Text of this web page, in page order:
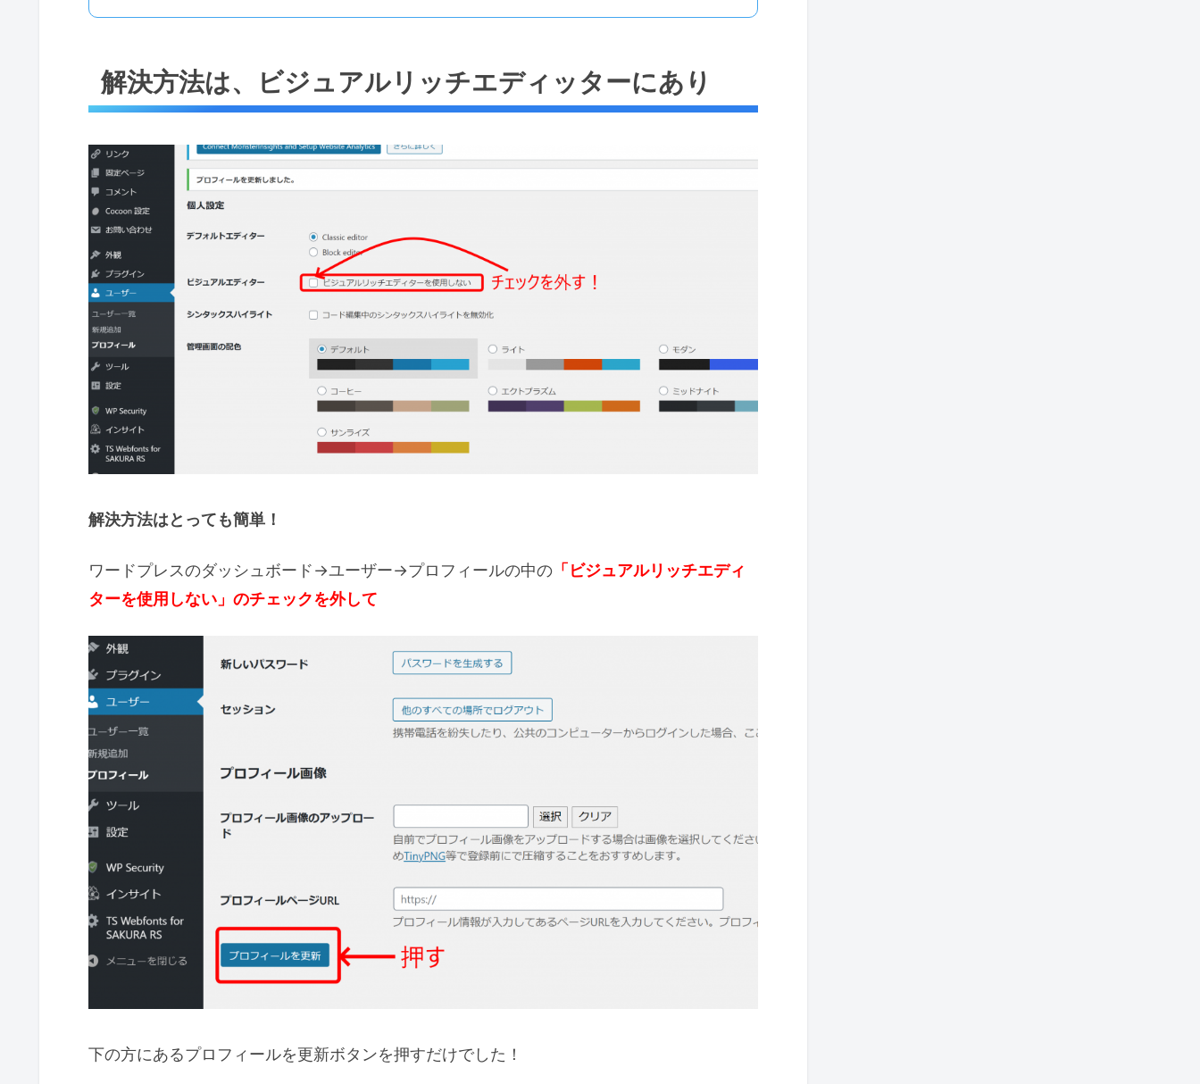
解決方法は、ビジュアルリッチエディッターにあり
解決方法はとっても簡単！
ワードプレスのダッシュボード→ユーザー→プロフィールの中の 「ビジュアルリッチエディ
ターを使用しない」のチェックを外して
下の方にあるプロフィールを更新ボタンを押すだけでした！